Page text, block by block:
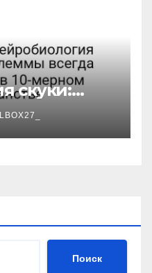
скуки:
10-мерном
Поиск